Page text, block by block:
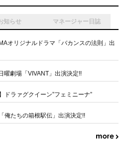
知らせ マネージャー日誌
オリジナルドラマ「バカンスの法則」出
曜劇場「VIVANT」出演決定!!
ドラァグクイーン”フェミニーナ”
俺たちの箱根駅伝」出演決定!!